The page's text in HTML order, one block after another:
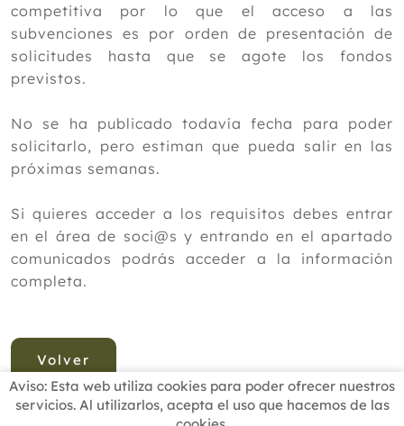
competitiva por lo que el acceso a las
subvenciones es por orden de presentación de
solicitudes hasta que se agote los fondos
previstos.
No se ha publicado todavía fecha para poder
solicitarlo, pero estiman que pueda salir en las
próximas semanas.
Si quieres acceder a los requisitos debes entrar
en el área de soci@s y entrando en el apartado
comunicados podrás acceder a la información
completa.
Volver
Aviso: Esta web utiliza cookies para poder ofrecer nuestros
servicios. Al utilizarlos, acepta el uso que hacemos de las